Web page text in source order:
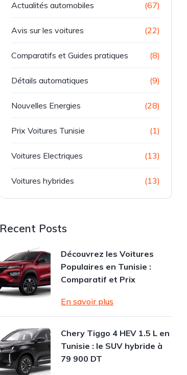
Actualités automobiles (67)
Avis sur les voitures (22)
Comparatifs et Guides pratiques (8)
Détails automatiques (9)
Nouvelles Energies (28)
Prix Voitures Tunisie (1)
Voitures Electriques (13)
Voitures hybrides (13)
Recent Posts
Découvrez les Voitures
Populaires en Tunisie :
Comparatif et Prix
En savoir plus
Chery Tiggo 4 HEV 1.5 L en
Tunisie : le SUV hybride à
79 900 DT